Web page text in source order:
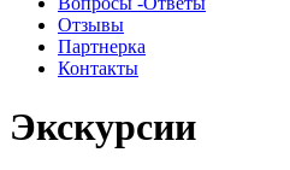
Отзывы
Партнерка
Контакты
Экскурсии